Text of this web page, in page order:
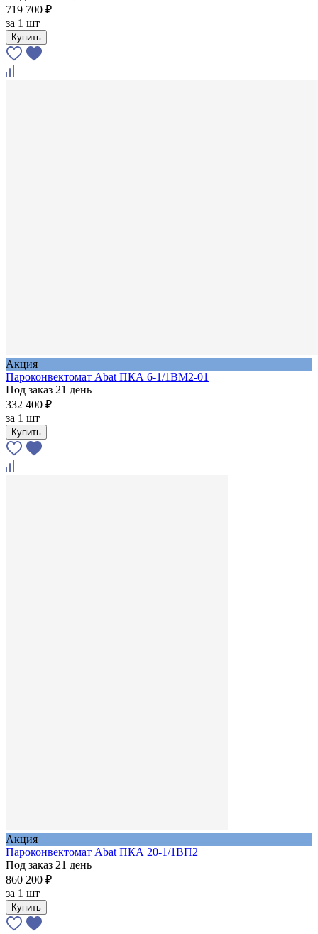
719 700 ₽
за 1 шт
Купить
Акция
Пароконвектомат Abat ПКА 6-1/1ВМ2-01
Под заказ 21 день
332 400 ₽
за 1 шт
Купить
Акция
Пароконвектомат Abat ПКА 20-1/1ВП2
Под заказ 21 день
860 200 ₽
за 1 шт
Купить